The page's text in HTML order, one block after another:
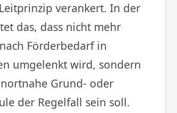
verankert. In der
das, dass nicht mehr
Förderbedarf in
umgelenkt wird, sondern
Grund- oder
der Regelfall sein soll.